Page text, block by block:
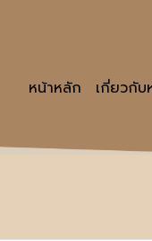
หน้าหลัก เกี่ยวกับ